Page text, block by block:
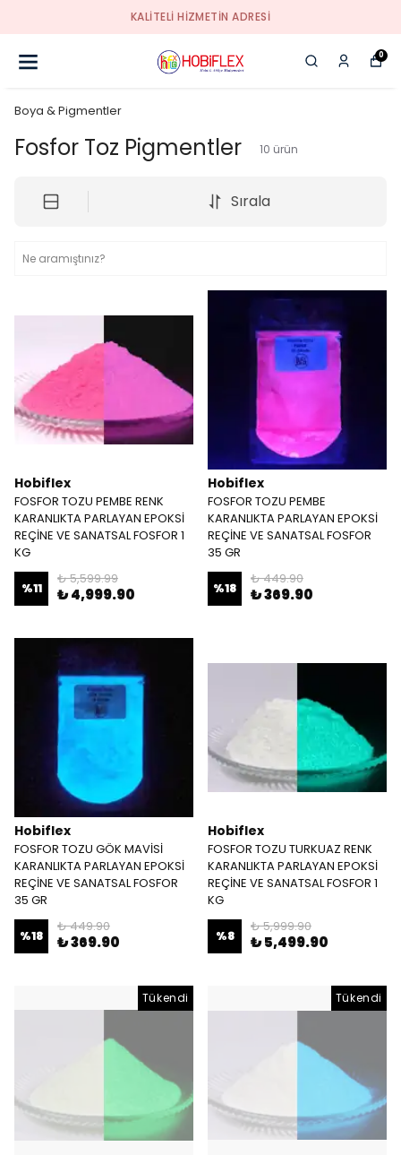
KALİTELİ HİZMETİN ADRESİ
0
Boya & Pigmentler
Fosfor Toz Pigmentler 10 ürün
Sırala
Hobiflex
FOSFOR TOZU PEMBE RENK
KARANLIKTA PARLAYAN EPOKSİ
REÇİNE VE SANATSAL FOSFOR 1
KG
%11
₺ 5,599.99
₺ 4,999.90
Hobiflex
FOSFOR TOZU PEMBE
KARANLIKTA PARLAYAN EPOKSİ
REÇİNE VE SANATSAL FOSFOR
35 GR
%18
₺ 449.90
₺ 369.90
Hobiflex
FOSFOR TOZU GÖK MAVİSİ
KARANLIKTA PARLAYAN EPOKSİ
REÇİNE VE SANATSAL FOSFOR
35 GR
%18
₺ 449.90
₺ 369.90
Hobiflex
FOSFOR TOZU TURKUAZ RENK
KARANLIKTA PARLAYAN EPOKSİ
REÇİNE VE SANATSAL FOSFOR 1
KG
%8
₺ 5,999.90
₺ 5,499.90
Tükendi Tükendi